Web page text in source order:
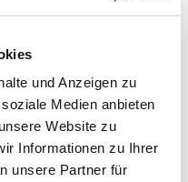
und Anzeigen zu
Medien anbieten
Website zu
Informationen zu Ihrer
unsere Partner für